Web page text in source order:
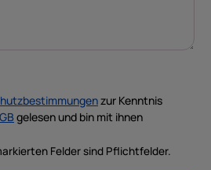
zur Kenntnis
gelesen und bin mit ihnen
Felder sind Pflichtfelder.